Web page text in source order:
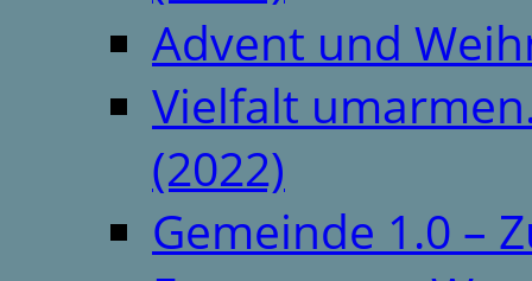
Advent und
Vielfalt
(2022)
Gemeinde 1.0 –